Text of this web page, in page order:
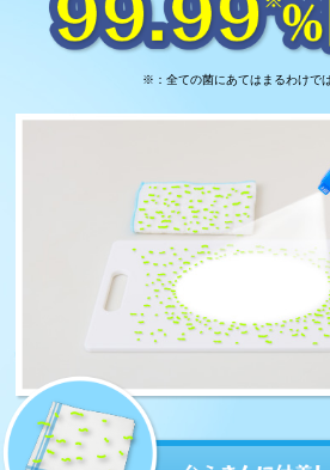
※：全ての菌にあてはまるわけで